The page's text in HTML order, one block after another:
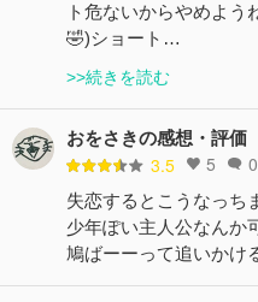
ト危ないからやめよう
🤣)ショート…
>>続きを読む
おをさきの感想・評価
3.5 5 0
失恋するとこうなっち
少年ぽい主人公なんか
鳩ばーーって追いかけ